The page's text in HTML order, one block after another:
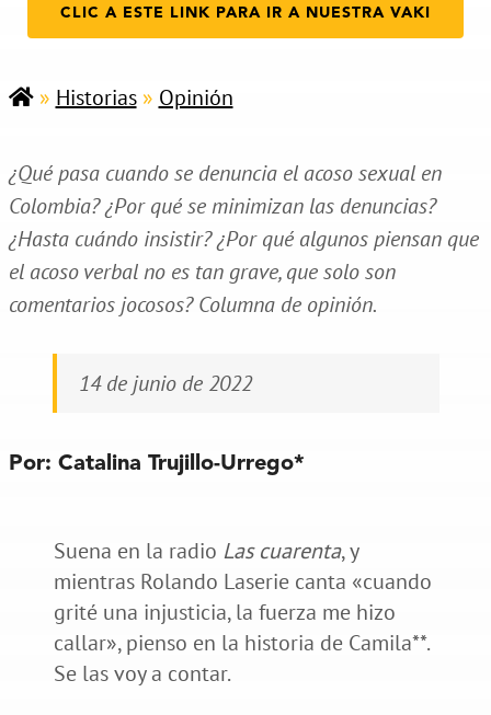
CLIC A ESTE LINK PARA IR A NUESTRA VAKI
» Historias» Opinión
¿Qué pasa cuando se denuncia el acoso sexual en
Colombia? ¿Por qué se minimizan las denuncias?
¿Hasta cuándo insistir? ¿Por qué algunos piensan que
el acoso verbal no es tan grave, que solo son
comentarios jocosos? Columna de opinión.
14 de junio de 2022
Por: Catalina Trujillo-Urrego*
Suena en la radio Las cuarenta, y
mientras Rolando Laserie canta «cuando
grité una injusticia, la fuerza me hizo
callar», pienso en la historia de Camila**.
Se las voy a contar.